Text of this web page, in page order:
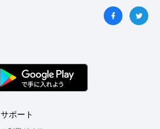
サポート